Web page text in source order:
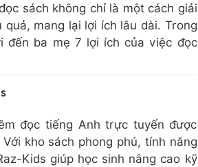
sách không chỉ là một cách giải
mang lại lợi ích lâu dài. Trong
đến ba mẹ 7 lợi ích của việc đọc
đọc tiếng Anh trực tuyến được
kho sách phong phú, tính năng
Kids giúp học sinh nâng cao kỹ